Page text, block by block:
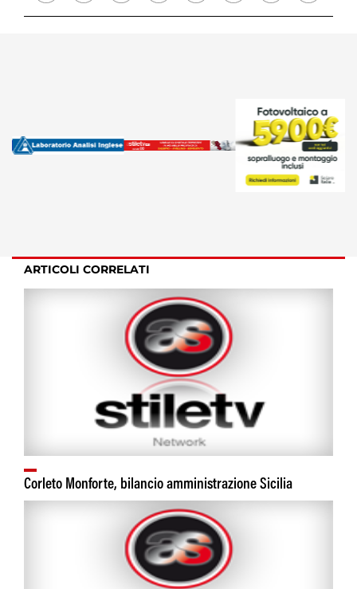
ARTICOLI CORRELATI
Corleto Monforte, bilancio amministrazione Sicilia